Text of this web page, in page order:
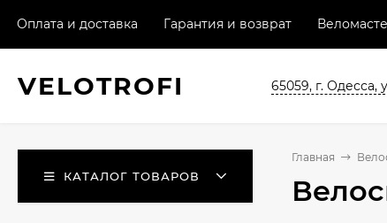
Оплата и доставка Гарантия и возврат
VELOTROFI 65059, г. Одесса,
КАТАЛОГ ТОВАРОВ
Главная